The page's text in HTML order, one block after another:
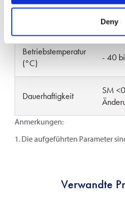
Deny
Rückflussdämpfung
≥60
Betriebstemperatur
(°C)
- 40
Dauerhaftigkeit
SM
Anmerkungen:
1. Die aufgeführten Parameter
Verwandte